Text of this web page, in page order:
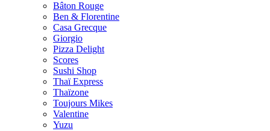
Bâton Rouge
Ben & Florentine
Casa Grecque
Giorgio
Pizza Delight
Scores
Sushi Shop
Thaï Express
Thaïzone
Toujours Mikes
Valentine
Yuzu